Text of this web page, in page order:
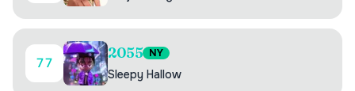
77
2055 NY
Sleepy Hallow